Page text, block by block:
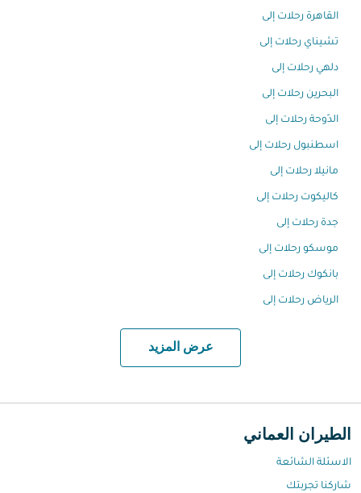
القاهرة رحلات إلى
تشيناي رحلات إلى
دلهي رحلات إلى
البحرين رحلات إلى
الدّوحة رحلات إلى
اسطنبول رحلات إلى
مانيلا رحلات إلى
كاليكوت رحلات إلى
جدة رحلات إلى
موسكو رحلات إلى
بانكوك رحلات إلى
الرياض رحلات إلى
عرض المزيد
الطيران العماني
الاسئلة الشائعة
شاركنا تجربتك